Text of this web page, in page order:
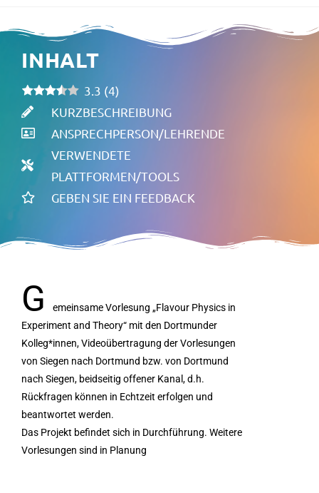
INHALT
3.3 (4)
KURZBESCHREIBUNG
ANSPRECHPERSON/LEHRENDE
VERWENDETE
PLATTFORMEN/TOOLS
GEBEN SIE EIN FEEDBACK
G
emeinsame Vorlesung „Flavour Physics in
Experiment and Theory“ mit den Dortmunder
Kolleg*innen, Videoübertragung der Vorlesungen
von Siegen nach Dortmund bzw. von Dortmund
nach Siegen, beidseitig offener Kanal, d.h.
Rückfragen können in Echtzeit erfolgen und
beantwortet werden.
Das Projekt befindet sich in Durchführung. Weitere
Vorlesungen sind in Planung